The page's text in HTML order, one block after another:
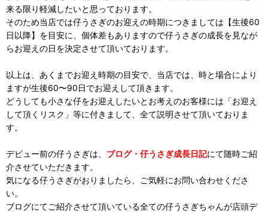
来る限り軽減したいと思っております。
そのため当店では仔うさぎのお迎えの時期につきましては【生後60
日以降】を目安に、個体差もありますので仔うさぎの成長を見なが
らお迎えの日を決定させて頂いております。
以上は、あくまでお迎え時期の目安で、当店では、時と場合により
ますが生後60〜90日でお迎えして頂きます。
どうしても小さな仔をお迎えしたいとお考えのお客様には「お迎え
して頂くリスク」等に付きまして、全て説明させて頂いておりま
す。
デビュー前の仔うさぎは、 ブログ・仔うさぎ成長日記にて随時ご紹
介させていただきます。
気になる仔うさぎがおりましたら、ご気軽にお問い合わせくださ
い。
ブログにてご紹介させて頂いている全ての仔うさぎちゃんが店頭デ